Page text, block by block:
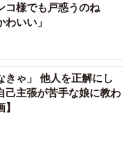
コ様でも戸惑うのね
わいい」
きゃ」 他人を正解にし
主張が苦手な娘に教わ